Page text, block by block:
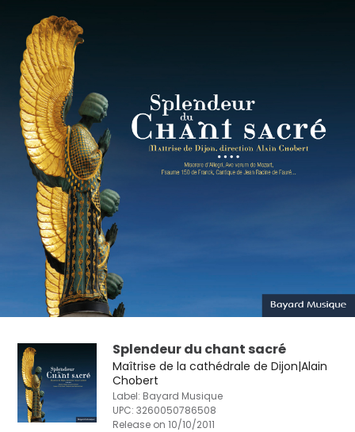
Splendeur du chant sacré
Maîtrise de la cathédrale de Dijon|Alain
Chobert
Label: Bayard Musique
UPC:3260050786508
Release on 10/10/2011